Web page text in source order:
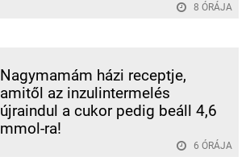
8 ÓRÁJA
Nagymamám házi receptje,
amitől az inzulintermelés
újraindul a cukor pedig beáll 4,6
mmol-ra!
6 ÓRÁJA